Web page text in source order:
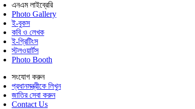
এনএম লাইব্রেরি
Photo Gallery
ই-বুকস
কবি ও লেখক
ই-গ্রিটিংস
স্টলওয়ার্টস
Photo Booth
সংযোগ করুন
প্রধানমন্ত্রীকে লিখুন
জাতির সেবা করুন
Contact Us